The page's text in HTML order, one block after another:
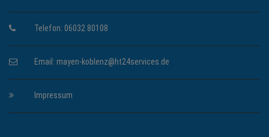
Telefon: 06032 80108
Email: mayen-koblenz@ht24services.de
Impressum